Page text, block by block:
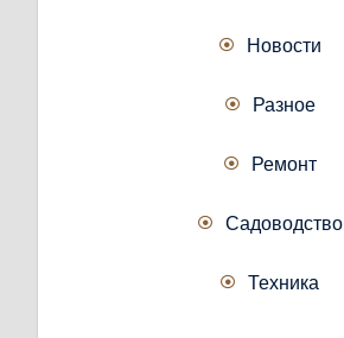
Новости
Разное
Ремонт
Садоводство
Техника